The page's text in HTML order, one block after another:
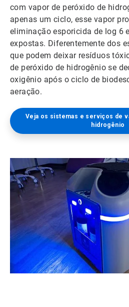
com vapor de peróxido de
apenas um ciclo, esse vapor
eliminação esporicida de log 6
expostas. Diferentemente dos
que podem deixar resíduos
de peróxido de hidrogênio se
oxigênio após o ciclo de
aeração.
Veja os sistemas e serviços de
hidrogênio